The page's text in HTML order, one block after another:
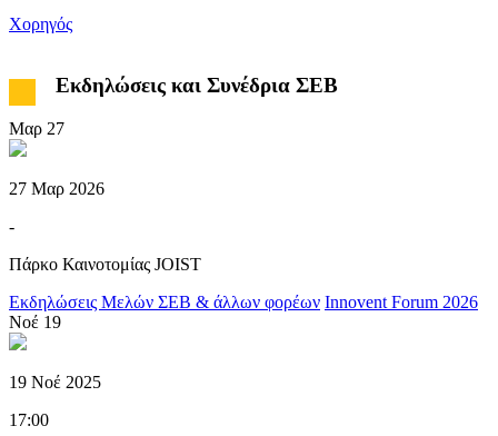
Χορηγός
Εκδηλώσεις και Συνέδρια ΣΕΒ
Μαρ 27
27 Μαρ 2026
-
Πάρκο Καινοτομίας JOIST
Εκδηλώσεις Μελών ΣΕΒ & άλλων φορέων Innovent Forum 2026
Νοέ 19
19 Νοέ 2025
17:00